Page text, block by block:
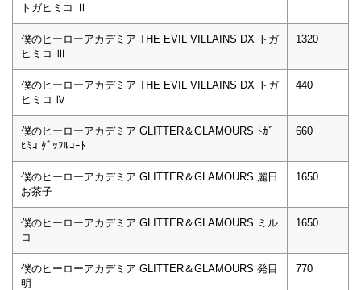
トガヒミコ Ⅱ
僕のヒーローアカデミア THE EVIL VILLAINS DX トガ
ヒミコ Ⅲ
1320
僕のヒーローアカデミア THE EVIL VILLAINS DX トガ
ヒミコ Ⅳ
440
僕のヒーローアカデミア GLITTER＆GLAMOURS ﾄｶﾞ
ﾋﾐｺ ﾀﾞｯﾌﾙｺｰﾄ
660
僕のヒーローアカデミア GLITTER＆GLAMOURS 麗日
お茶子
1650
僕のヒーローアカデミア GLITTER＆GLAMOURS ミル
コ
1650
僕のヒーローアカデミア GLITTER＆GLAMOURS 発目
明
770